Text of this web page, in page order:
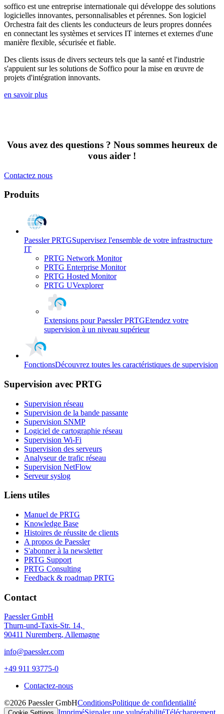
soffico est une entreprise internationale qui développe des solutions
logicielles innovantes, personnalisables et pérennes. Son logiciel
Orchestra fait des clients les conducteurs de leurs propres données
en connectant les systèmes et services IT internes et externes d'une
manière flexible, sécurisée et fiable.
Des clients issus de divers secteurs tels que la santé et l'industrie
s'appuient sur les solutions de Soffico pour la mise en œuvre de
projets d'intégration innovants.
en savoir plus
Vous avez des questions ? Nous sommes heureux de
vous aider !
Contactez nous
Produits
Paessler PRTGSupervisez l'ensemble de votre infrastructure
IT
PRTG Network Monitor
PRTG Enterprise Monitor
PRTG Hosted Monitor
PRTG UVexplorer
Extensions pour Paessler PRTGEtendez votre
supervision à un niveau supérieur
FonctionsDécouvrez toutes les caractéristiques de supervision
Supervision avec PRTG
Supervision réseau
Supervision de la bande passante
Supervision SNMP
Logiciel de cartographie réseau
Supervision Wi-Fi
Supervision des serveurs
Analyseur de trafic réseau
Supervision NetFlow
Serveur syslog
Liens utiles
Manuel de PRTG
Knowledge Base
Histoires de réussite de clients
A propos de Paessler
S'abonner à la newsletter
PRTG Support
PRTG Consulting
Feedback & roadmap PRTG
Contact
Paessler GmbH
Thurn-und-Taxis-Str. 14,
90411 Nuremberg, Allemagne
info@paessler.com
+49 911 93775-0
Contactez-nous
©2026 Paessler GmbHConditionsPolitique de confidentialité